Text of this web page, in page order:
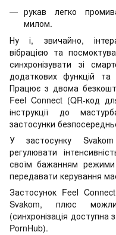
рукав легко
милом.
Ну і, звичайно,
вібрацією та
синхронізувати зі
додаткових функцій та
Працює з двома
Feel Connect (QR-код
інструкції до
застосунки
У застосунку
регулювати
своїм бажанням
передавати керування
Застосунок Feel
Svakom, плюс
(синхронізація доступна
PornHub).